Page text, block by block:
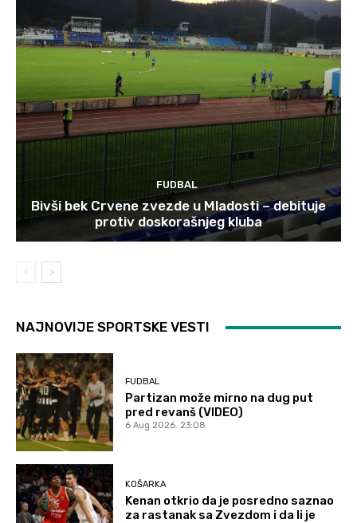
FUDBAL
Bivši bek Crvene zvezde u Mladosti – debituje
protiv doskorašnjeg kluba
NAJNOVIJE SPORTSKE VESTI
FUDBAL
Partizan može mirno na dug put
pred revanš (VIDEO)
6 Aug 2026. 23:08
KOŠARKA
Kenan otkrio da je posredno saznao
za rastanak sa Zvezdom i da li je